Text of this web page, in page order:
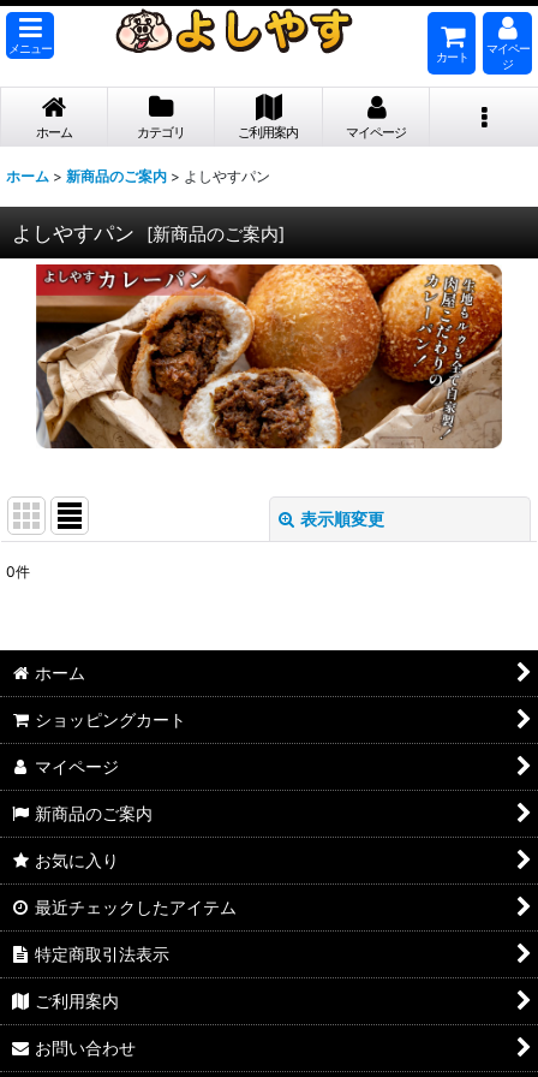
メニュー
カート
マイペー
ジ
ホーム カテゴリ ご利用案内 マイページ
ホーム > 新商品のご案内 > よしやすパン
よしやすパン [新商品のご案内]
表示順変更
並び順:
0件
ホーム
ショッピングカート
マイページ
新商品のご案内
お気に入り
最近チェックしたアイテム
特定商取引法表示
ご利用案内
お問い合わせ